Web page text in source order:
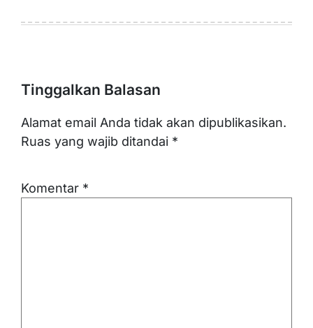
Tinggalkan Balasan
Alamat email Anda tidak akan dipublikasikan.
Ruas yang wajib ditandai *
Komentar *